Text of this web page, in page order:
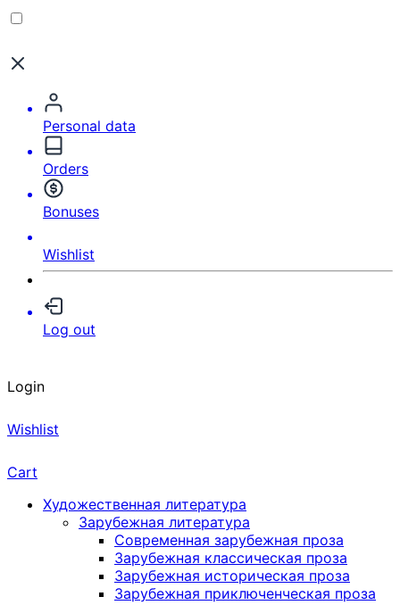
Personal data
Orders
Bonuses
Wishlist
Log out
Login
Wishlist
Cart
Художественная литература
Зарубежная литература
Современная зарубежная проза
Зарубежная классическая проза
Зарубежная историческая проза
Зарубежная приключенческая проза